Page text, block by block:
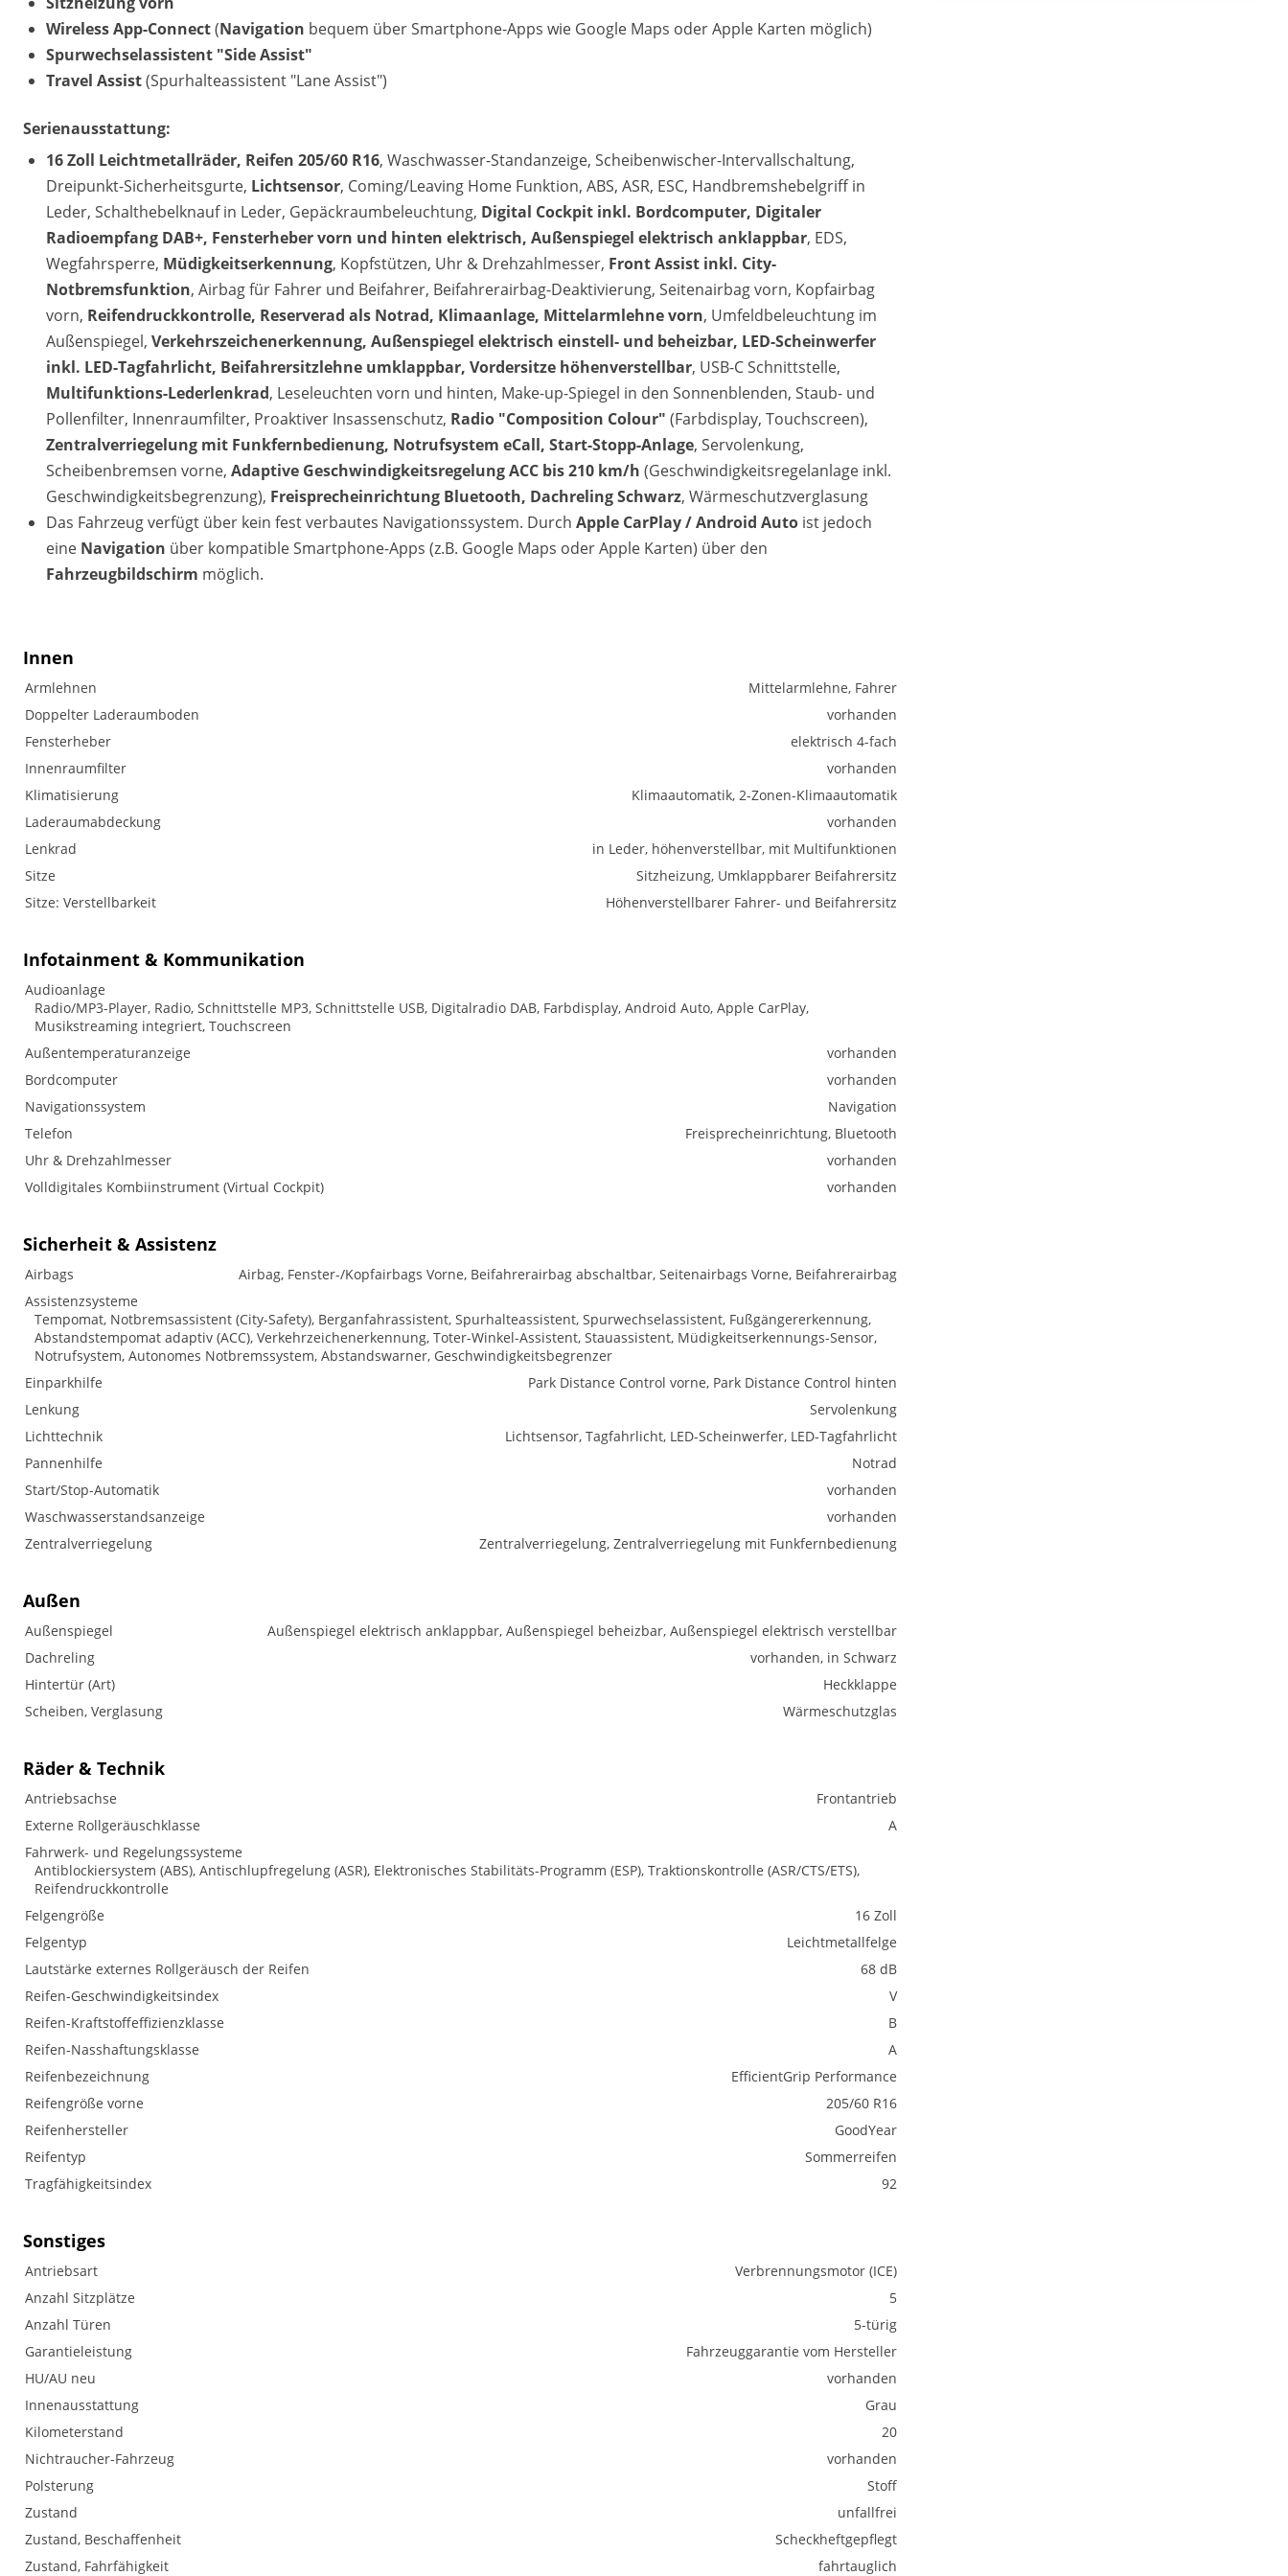
Wireless App-Connect(Navigation bequem über Smartphone-Apps wie Google Maps oder Apple Karten möglich)
Spurwechselassistent "Side Assist"
Travel Assist(Spurhalteassistent "Lane Assist")
Serienausstattung:
16 Zoll Leichtmetallräder, Reifen 205/60 R16, Waschwasser-Standanzeige, Scheibenwischer-Intervallschaltung,
Dreipunkt-Sicherheitsgurte, Lichtsensor, Coming/Leaving Home Funktion, ABS, ASR, ESC, Handbremshebelgriff in
Leder, Schalthebelknauf in Leder, Gepäckraumbeleuchtung, Digital Cockpit inkl. Bordcomputer, Digitaler
Radioempfang DAB+, Fensterheber vorn und hinten elektrisch, Außenspiegel elektrisch anklappbar, EDS,
Wegfahrsperre, Müdigkeitserkennung, Kopfstützen, Uhr & Drehzahlmesser, Front Assist inkl. City-
Notbremsfunktion, Airbag für Fahrer und Beifahrer, Beifahrerairbag-Deaktivierung, Seitenairbag vorn, Kopfairbag
vorn, Reifendruckkontrolle, Reserverad als Notrad, Klimaanlage, Mittelarmlehne vorn, Umfeldbeleuchtung im
Außenspiegel, Verkehrszeichenerkennung, Außenspiegel elektrisch einstell- und beheizbar, LED-Scheinwerfer
inkl. LED-Tagfahrlicht, Beifahrersitzlehne umklappbar, Vordersitze höhenverstellbar, USB-C Schnittstelle,
Multifunktions-Lederlenkrad, Leseleuchten vorn und hinten, Make-up-Spiegel in den Sonnenblenden, Staub- und
Pollenfilter, Innenraumfilter, Proaktiver Insassenschutz, Radio "Composition Colour" (Farbdisplay, Touchscreen),
Zentralverriegelung mit Funkfernbedienung, Notrufsystem eCall, Start-Stopp-Anlage, Servolenkung,
Scheibenbremsen vorne, Adaptive Geschwindigkeitsregelung ACC bis 210 km/h (Geschwindigkeitsregelanlage inkl.
Geschwindigkeitsbegrenzung), Freisprecheinrichtung Bluetooth, Dachreling Schwarz, Wärmeschutzverglasung
Das Fahrzeug verfügt über kein fest verbautes Navigationssystem. Durch Apple CarPlay / Android Auto ist jedoch
eine Navigation über kompatible Smartphone-Apps (z.B. Google Maps oder Apple Karten) über den
Fahrzeugbildschirm möglich.
Innen
Armlehnen
Mittelarmlehne, Fahrer
Doppelter Laderaumboden
vorhanden
Fensterheber
elektrisch 4-fach
Innenraumfilter
vorhanden
Klimatisierung
Klimaautomatik, 2-Zonen-Klimaautomatik
Laderaumabdeckung
vorhanden
Lenkrad
in Leder, höhenverstellbar, mit Multifunktionen
Sitze
Sitzheizung, Umklappbarer Beifahrersitz
Sitze: Verstellbarkeit
Höhenverstellbarer Fahrer- und Beifahrersitz
Infotainment & Kommunikation
Audioanlage
Radio/MP3-Player, Radio, Schnittstelle MP3, Schnittstelle USB, Digitalradio DAB, Farbdisplay, Android Auto, Apple CarPlay,
Musikstreaming integriert, Touchscreen
Außentemperaturanzeige
vorhanden
Bordcomputer
vorhanden
Navigationssystem
Navigation
Telefon
Freisprecheinrichtung, Bluetooth
Uhr & Drehzahlmesser
vorhanden
Volldigitales Kombiinstrument (Virtual Cockpit)
vorhanden
Sicherheit & Assistenz
Airbags
Airbag, Fenster-/Kopfairbags Vorne, Beifahrerairbag abschaltbar, Seitenairbags Vorne, Beifahrerairbag
Assistenzsysteme
Tempomat, Notbremsassistent (City-Safety), Berganfahrassistent, Spurhalteassistent, Spurwechselassistent, Fußgängererkennung,
Abstandstempomat adaptiv (ACC), Verkehrzeichenerkennung, Toter-Winkel-Assistent, Stauassistent, Müdigkeitserkennungs-Sensor,
Notrufsystem, Autonomes Notbremssystem, Abstandswarner, Geschwindigkeitsbegrenzer
Einparkhilfe
Park Distance Control vorne, Park Distance Control hinten
Lenkung
Servolenkung
Lichttechnik
Lichtsensor, Tagfahrlicht, LED-Scheinwerfer, LED-Tagfahrlicht
Pannenhilfe
Notrad
Start/Stop-Automatik
vorhanden
Waschwasserstandsanzeige
vorhanden
Zentralverriegelung
Zentralverriegelung, Zentralverriegelung mit Funkfernbedienung
Außen
Außenspiegel
Außenspiegel elektrisch anklappbar, Außenspiegel beheizbar, Außenspiegel elektrisch verstellbar
Dachreling
vorhanden, in Schwarz
Hintertür (Art)
Heckklappe
Scheiben, Verglasung
Wärmeschutzglas
Räder & Technik
Antriebsachse
Frontantrieb
Externe Rollgeräuschklasse
A
Fahrwerk- und Regelungssysteme
Antiblockiersystem (ABS), Antischlupfregelung (ASR), Elektronisches Stabilitäts-Programm (ESP), Traktionskontrolle (ASR/CTS/ETS),
Reifendruckkontrolle
Felgengröße
16 Zoll
Felgentyp
Leichtmetallfelge
Lautstärke externes Rollgeräusch der Reifen
68 dB
Reifen-Geschwindigkeitsindex
V
Reifen-Kraftstoffeffizienzklasse
B
Reifen-Nasshaftungsklasse
A
Reifenbezeichnung
EfficientGrip Performance
Reifengröße vorne
205/60 R16
Reifenhersteller
GoodYear
Reifentyp
Sommerreifen
Tragfähigkeitsindex
92
Sonstiges
Antriebsart
Verbrennungsmotor (ICE)
Anzahl Sitzplätze
5
Anzahl Türen
5-türig
Garantieleistung
Fahrzeuggarantie vom Hersteller
HU/AU neu
vorhanden
Innenausstattung
Grau
Kilometerstand
20
Nichtraucher-Fahrzeug
vorhanden
Polsterung
Stoff
Zustand
unfallfrei
Zustand, Beschaffenheit
Scheckheftgepflegt
Zustand, Fahrfähigkeit
fahrtauglich